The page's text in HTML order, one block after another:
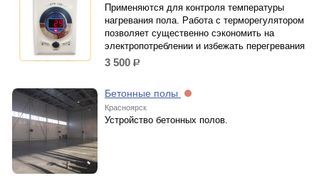
Применяются для контроля температуры
нагревания пола. Работа с терморегулятором
позволяет существенно сэкономить на
электропотреблении и избежать перегревания
3 500 р.
Бетонные полы
Красноярск
Устройство бетонных полов.